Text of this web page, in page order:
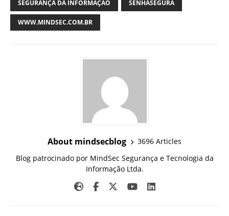
SEGURANÇA DA INFORMAÇÃO SENHASEGURA
WWW.MINDSEC.COM.BR
About mindsecblog
3696 Articles
Blog patrocinado por MindSec Segurança e Tecnologia da
Informação Ltda.